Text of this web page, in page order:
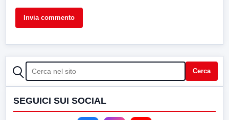
CERCA Cerca
SEGUICI SUI SOCIAL